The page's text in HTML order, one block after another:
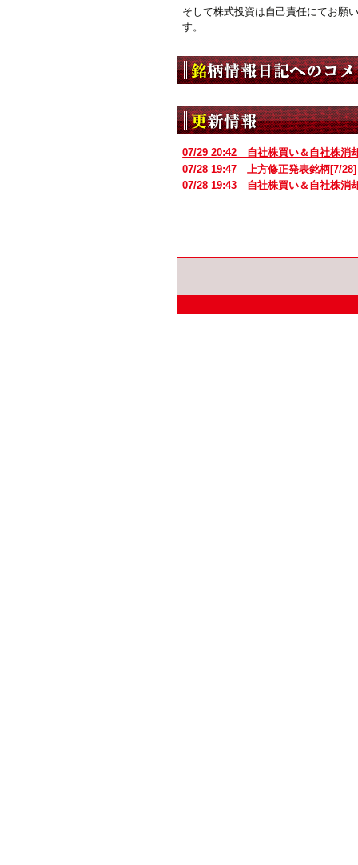
そして株式投資は自己責任にてお願
す。
07/29 20:42 自社株買い＆自社株消
07/28 19:47 上方修正発表銘柄[7/28]
07/28 19:43 自社株買い＆自社株消